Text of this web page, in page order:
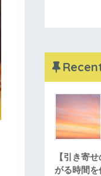
【引き寄
がる時間を